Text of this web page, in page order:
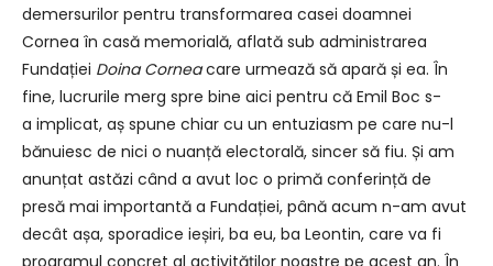
demersurilor pentru transformarea casei doamnei
Cornea în casă memorială, aflată sub administrarea
Fundației Doina Corneacare urmează să apară și ea. În
fine, lucrurile merg spre bine aici pentru că Emil Boc s-
a implicat, aș spune chiar cu un entuziasm pe care nu-l
bănuiesc de nici o nuanță electorală, sincer să fiu. Și am
anunțat astăzi când a avut loc o primă conferință de
presă mai importantă a Fundației, până acum n-am avut
decât așa, sporadice ieșiri, ba eu, ba Leontin, care va fi